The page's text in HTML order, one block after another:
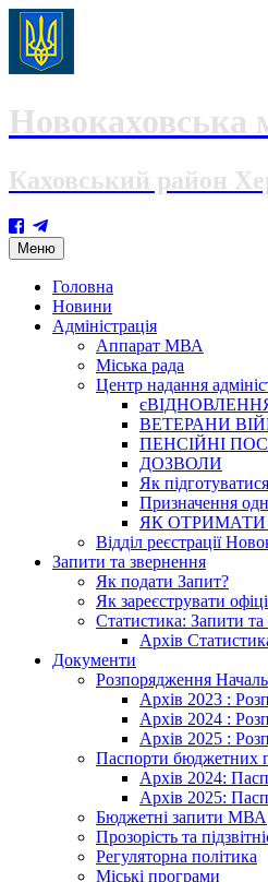
Новокаховська
Каховський район
Меню Skip
to
content
Головна
Новини
Адміністрація
Аппарат МВА
Міська рада
Центр надання
ВЕТЕРАНИ
ПЕНСІЙНІ
ДОЗВОЛИ
Як
Призначення
ЯК ОТРИМАТИ
Відділ реєстрації
Запити та звернення
Як подати Запит?
Як зареєструвати
Статистика: Запити та
Архів
Документи
Розпорядження
Архів 2023 :
Архів 2024 :
Архів 2025 :
Паспорти бюджетних
Архів 2024:
Архів 2025:
Бюджетні запити МВА
Прозорість та
Регуляторна політика
Міські програми